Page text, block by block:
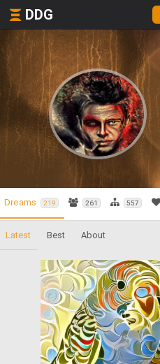
DDG
Dreams 219 261 557
Latest Best About